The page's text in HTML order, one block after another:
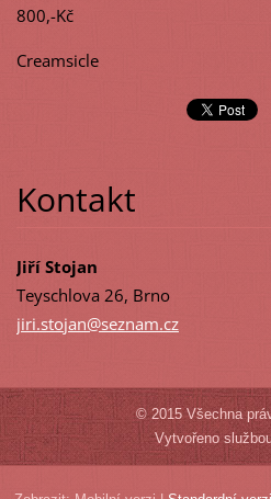
800,-Kč
Creamsicle
Kontakt
Jiří Stojan
Teyschlova 26, Brno
jiri.stojan@seznam.cz
© 2015 Všechna
Vytvořeno